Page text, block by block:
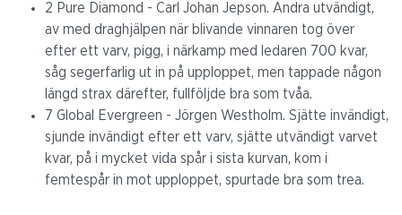
2 Pure Diamond - Carl Johan Jepson. Andra utvändigt,
av med draghjälpen när blivande vinnaren tog över
efter ett varv, pigg, i närkamp med ledaren 700 kvar,
såg segerfarlig ut in på upploppet, men tappade någon
längd strax därefter, fullföljde bra som tvåa.
7 Global Evergreen - Jörgen Westholm. Sjätte invändigt,
sjunde invändigt efter ett varv, sjätte utvändigt varvet
kvar, på i mycket vida spår i sista kurvan, kom i
femtespår in mot upploppet, spurtade bra som trea.